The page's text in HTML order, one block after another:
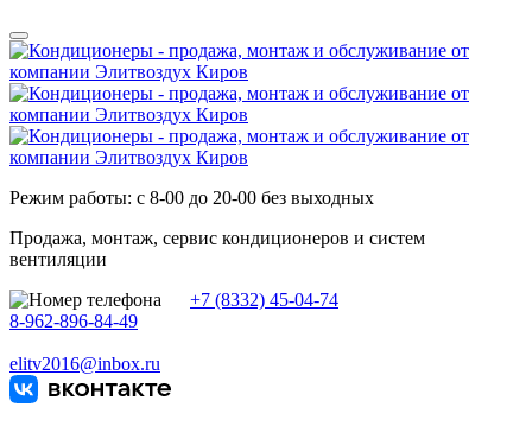
Режим работы: с 8-00 до 20-00 без выходных
Продажа, монтаж, сервис кондиционеров и систем
вентиляции
+7 (8332) 45-04-74
8-962-896-84-49
elitv2016@inbox.ru